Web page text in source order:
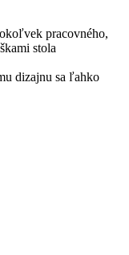
pracovného,
stola
dizajnu sa ľahko